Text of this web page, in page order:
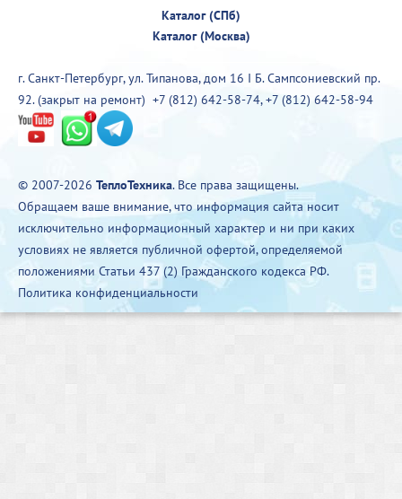
Каталог (СПб)
Каталог (Москва)
г. Санкт-Петербург, ул. Типанова, дом 16 I Б. Сампсониевский пр.
92. (закрыт на ремонт) +7 (812) 642-58-74,+7 (812) 642-58-94
© 2007-2026 ТеплоТехника. Все права защищены.
Обращаем ваше внимание, что информация сайта носит
исключительно информационный характер и ни при каких
условиях не является публичной офертой, определяемой
положениями Статьи 437 (2) Гражданского кодекса РФ.
Политика конфиденциальности